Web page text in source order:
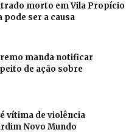
morto em Vila Propício
pode ser a causa
manda notificar
de ação sobre
vítima de violência
Novo Mundo